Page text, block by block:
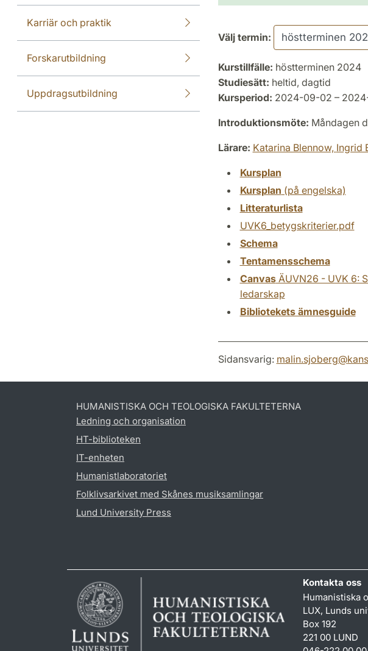
Karriär och praktik
Forskarutbildning
Uppdragsutbildning
Välj termin:
Kurstillfälle: höstterminen 2024
Studiesätt: heltid, dagtid
Kursperiod: 2024-09-02 –
Introduktionsmöte: Måndagen
Lärare: Katarina Blennow, Ingrid
Kursplan
Kursplan (på engelska)
Litteraturlista
UVK6_betygskriterier.pdf
Schema
Tentamensschema
CanvasÄUVN26 - UVK 6:
ledarskap
Bibliotekets ämnesguide
Sidansvarig: malin.sjoberg@
HUMANISTISKA OCH TEOLOGISKA FAKULTETERNA
Ledning och organisation
HT-biblioteken
IT-enheten
Humanistlaboratoriet
Folklivsarkivet med Skånes musiksamlingar
Lund University Press
Kontakta oss
Humanistiska
LUX, Lunds
Box 192
221 00 LUND